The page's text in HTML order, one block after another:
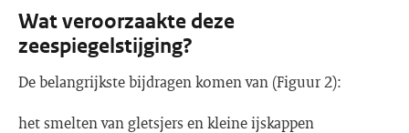
Wat veroorzaakte deze
zeespiegelstijging?
De belangrijkste bijdragen komen van (Figuur 2):
het smelten van gletsjers en kleine ijskappen